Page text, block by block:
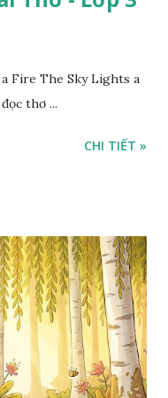
Fire The Sky Lights a
thơ ...
CHI TIẾT »